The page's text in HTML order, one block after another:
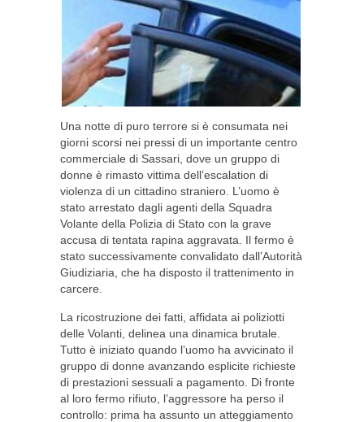
Una notte di puro terrore si è consumata nei
giorni scorsi nei pressi di un importante centro
commerciale di Sassari, dove un gruppo di
donne è rimasto vittima dell’escalation di
violenza di un cittadino straniero. L’uomo è
stato arrestato dagli agenti della Squadra
Volante della Polizia di Stato con la grave
accusa di tentata rapina aggravata. Il fermo è
stato successivamente convalidato dall’Autorità
Giudiziaria, che ha disposto il trattenimento in
carcere.
La ricostruzione dei fatti, affidata ai poliziotti
delle Volanti, delinea una dinamica brutale.
Tutto è iniziato quando l’uomo ha avvicinato il
gruppo di donne avanzando esplicite richieste
di prestazioni sessuali a pagamento. Di fronte
al loro fermo rifiuto, l’aggressore ha perso il
controllo: prima ha assunto un atteggiamento